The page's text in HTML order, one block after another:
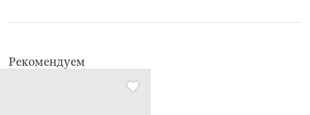
нельзя мыть в посудомоечной машине
Рекомендуем